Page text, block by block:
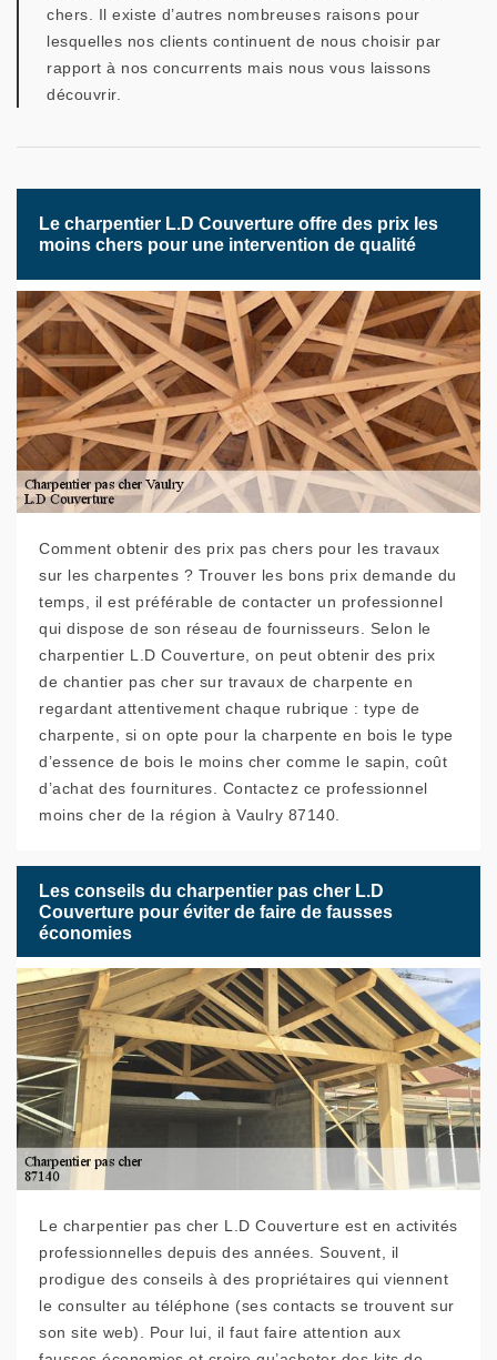
chers. Il existe d’autres nombreuses raisons pour
lesquelles nos clients continuent de nous choisir par
rapport à nos concurrents mais nous vous laissons
découvrir.
Le charpentier L.D Couverture offre des prix les
moins chers pour une intervention de qualité
Comment obtenir des prix pas chers pour les travaux
sur les charpentes ? Trouver les bons prix demande du
temps, il est préférable de contacter un professionnel
qui dispose de son réseau de fournisseurs. Selon le
charpentier L.D Couverture, on peut obtenir des prix
de chantier pas cher sur travaux de charpente en
regardant attentivement chaque rubrique : type de
charpente, si on opte pour la charpente en bois le type
d’essence de bois le moins cher comme le sapin, coût
d’achat des fournitures. Contactez ce professionnel
moins cher de la région à Vaulry 87140.
Les conseils du charpentier pas cher L.D
Couverture pour éviter de faire de fausses
économies
Le charpentier pas cher L.D Couverture est en activités
professionnelles depuis des années. Souvent, il
prodigue des conseils à des propriétaires qui viennent
le consulter au téléphone (ses contacts se trouvent sur
son site web). Pour lui, il faut faire attention aux